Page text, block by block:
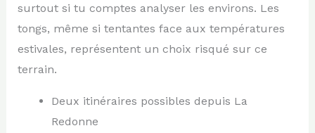
surtout si tu comptes analyser les environs. Les
tongs, même si tentantes face aux températures
estivales, représentent un choix risqué sur ce
terrain.
Deux itinéraires possibles depuis La
Redonne